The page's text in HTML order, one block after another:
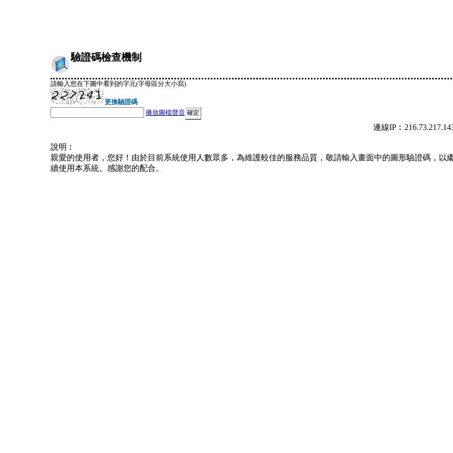
驗證碼檢查機制
請輸入您在下圖中看到的字元(字母區分大小寫)
更換驗證碼
播放圖檔聲音
連線
說明︰
親愛的使用者，您好！由於目前系統使用人數眾多，為維護較佳的服務品質，敬請輸入畫面中的圖形驗證碼，以
續使用本系統。感謝您的配合。